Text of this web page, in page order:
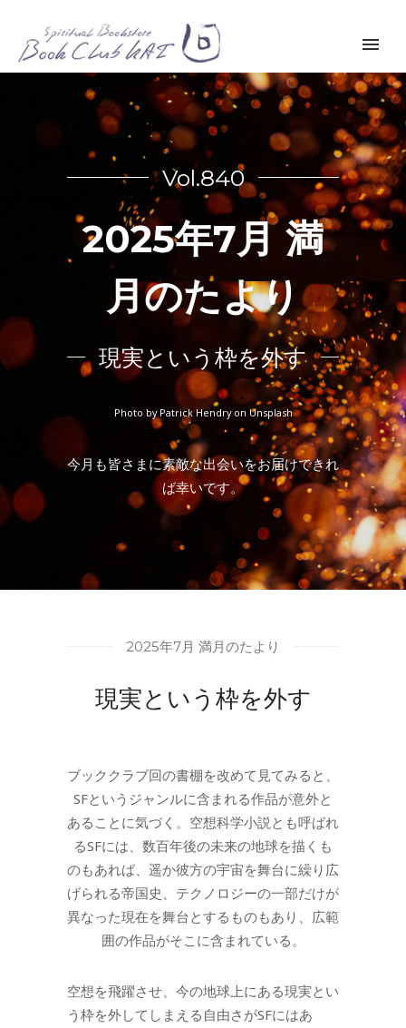
Vol.840
2025年7月 満
月のたより
現実という枠を外す
Photo by Patrick Hendry on Unsplash
今月も皆さまに素敵な出会いをお届けできれ
ば幸いです。
2025年7月 満月のたより
現実という枠を外す
ブッククラブ回の書棚を改めて見てみると、
SFというジャンルに含まれる作品が意外と
あることに気づく。空想科学小説とも呼ばれ
るSFには、数百年後の未来の地球を描くも
のもあれば、遥か彼方の宇宙を舞台に繰り広
げられる帝国史、テクノロジーの一部だけが
異なった現在を舞台とするものもあり、広範
囲の作品がそこに含まれている。
空想を飛躍させ、今の地球上にある現実とい
う枠を外してしまえる自由さがSFにはあ